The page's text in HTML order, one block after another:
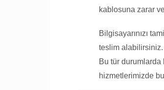
kablosuna zarar
Bilgisayarınızı
teslim alabilirsiniz.
Bu tür
hizmetlerimizde